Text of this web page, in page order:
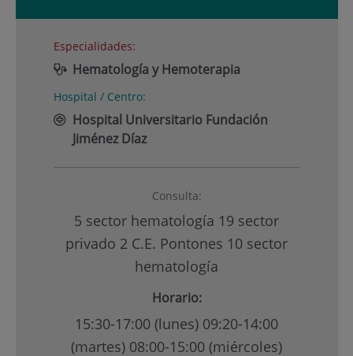
Especialidades:
Hematología y Hemoterapia
Hospital / Centro:
Hospital Universitario Fundación
Jiménez Díaz
Consulta:
5 sector hematología 19 sector
privado 2 C.E. Pontones 10 sector
hematología
Horario:
15:30-17:00 (lunes) 09:20-14:00
(martes) 08:00-15:00 (miércoles)